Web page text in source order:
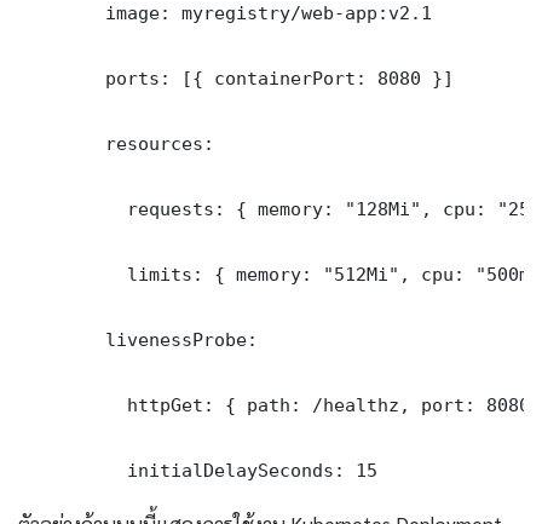
        image: myregistry/web-app:v2.1
        ports: [{ containerPort: 8080 }]
        resources:
requests: { memory: "128Mi", cpu:
limits: { memory: "512Mi", cpu:
        livenessProbe:
httpGet: { path: /healthz, port: 8080
          initialDelaySeconds: 15